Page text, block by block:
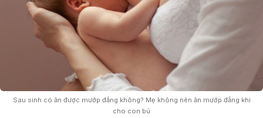
Sau sinh có ăn được mướp đắng không? Mẹ không nên ăn mướp đắng khi
cho con bú